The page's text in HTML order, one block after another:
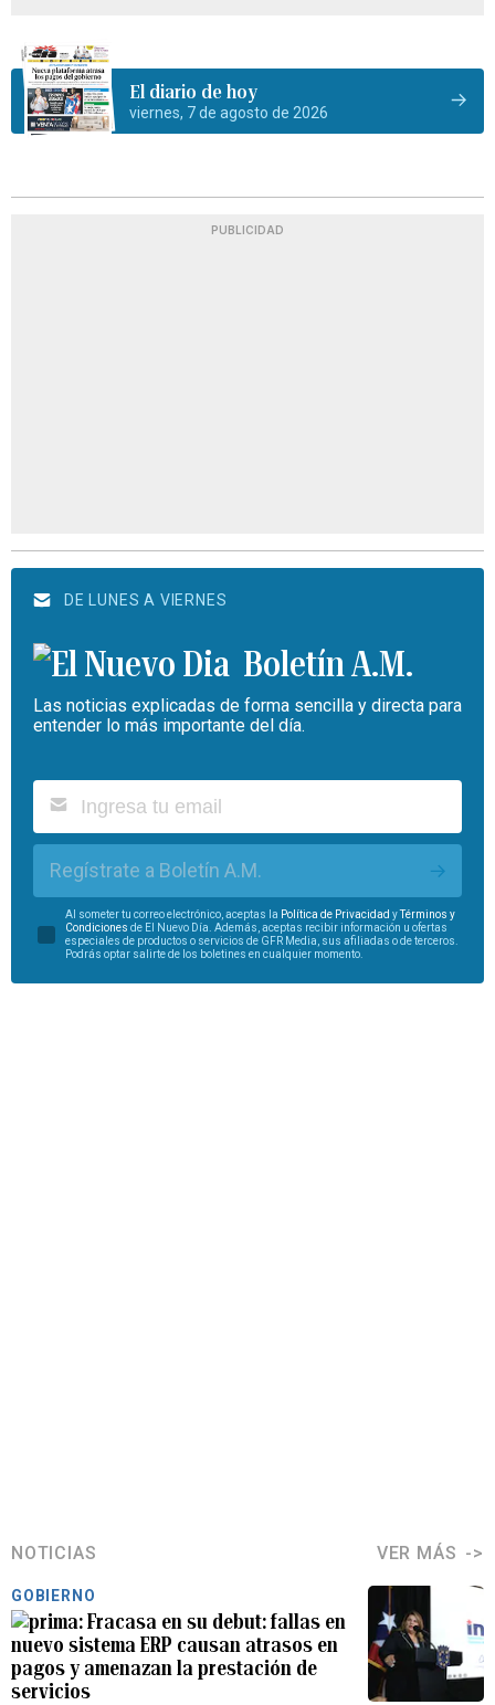
El diario de hoy
viernes, 7 de agosto de 2026
PUBLICIDAD
DE LUNES A VIERNES
Boletín A.M.
Las noticias explicadas de forma sencilla y directa para
entender lo más importante del día.
Regístrate a Boletín A.M.
Al someter tu correo electrónico, aceptas la Política de Privacidad yTérminos y
Condiciones de El Nuevo Día. Además, aceptas recibir información u ofertas
especiales de productos o servicios de GFR Media, sus afiliadas o de terceros.
Podrás optar salirte de los boletines en cualquier momento.
NOTICIAS VER MÁS
GOBIERNO
Fracasa en su debut: fallas en
nuevo sistema ERP causan atrasos en
pagos y amenazan la prestación de
servicios